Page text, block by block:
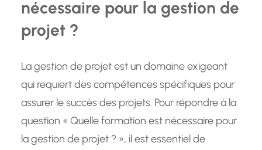
nécessaire pour la gestion de
projet ?
La gestion de projet est un domaine exigeant
qui requiert des compétences spécifiques pour
assurer le succès des projets. Pour répondre à la
question « Quelle formation est nécessaire pour
la gestion de projet ? », il est essentiel de